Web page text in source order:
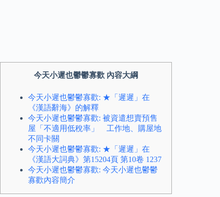
今天小遲也鬱鬱寡歡 內容大綱
今天小遲也鬱鬱寡歡: ★「遲遲」在
《漢語辭海》的解釋
今天小遲也鬱鬱寡歡: 被資遣想賣預售
屋「不適用低稅率」 工作地、購屋地
不同卡關
今天小遲也鬱鬱寡歡: ★「遲遲」在
《漢語大詞典》第15204頁 第10卷 1237
今天小遲也鬱鬱寡歡: 今天小遲也鬱鬱
寡歡內容簡介